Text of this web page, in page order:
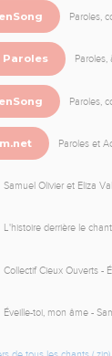
Paroles,
Paroles
Paroles,
Paroles et
Samuel Olivier et Eliza
L'histoire derrière le
Collectif Cieux Ouverts -
Éveille-toi, mon âme -